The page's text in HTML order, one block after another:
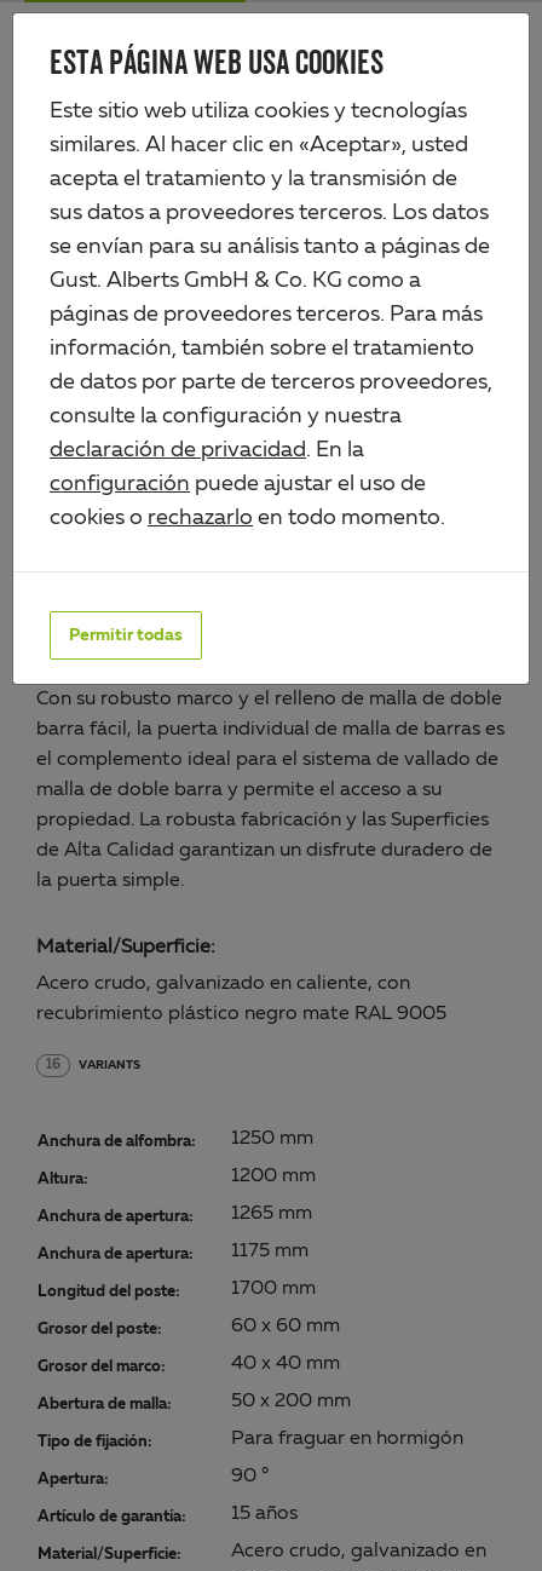
ESTA PÁGINA WEB USA COOKIES
Este sitio web utiliza cookies y tecnologías
similares. Al hacer clic en «Aceptar», usted
acepta el tratamiento y la transmisión de
sus datos a proveedores terceros. Los datos
se envían para su análisis tanto a páginas de
Gust. Alberts GmbH & Co. KG como a
páginas de proveedores terceros. Para más
información, también sobre el tratamiento
de datos por parte de terceros proveedores,
consulte la configuración y nuestra
declaración de privacidad. En la
configuración puede ajustar el uso de
cookies o rechazarlo en todo momento.
Permitir todas
Skip
content
Alberts
Productos
Tecnología de vallas
Paneles de rejilla de varilla doble y puertas
Pórtico individual Flexo, fácil
PÓRTICO INDIVIDUAL FLEXO,
FÁCIL
Con su robusto marco y el relleno de malla de doble
barra fácil, la puerta individual de malla de barras es
el complemento ideal para el sistema de vallado de
malla de doble barra y permite el acceso a su
propiedad. La robusta fabricación y las Superficies
de Alta Calidad garantizan un disfrute duradero de
la puerta simple.
Material/Superficie:
Acero crudo, galvanizado en caliente, con
recubrimiento plástico negro mate RAL 9005
16 VARIANTS
Anchura de alfombra: 1250 mm
Altura: 1200 mm
Anchura de apertura: 1265 mm
Anchura de apertura: 1175 mm
Longitud del poste: 1700 mm
Grosor del poste: 60 x 60 mm
Grosor del marco: 40 x 40 mm
Abertura de malla: 50 x 200 mm
Tipo de fijación: Para fraguar en hormigón
Apertura: 90 °
Artículo de garantía: 15 años
Material/Superficie:
Acero crudo, galvanizado en